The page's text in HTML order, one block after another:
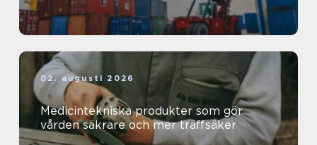
02. augusti 2026
Medicintekniska produkter som gör
vården säkrare och mer träffsäker